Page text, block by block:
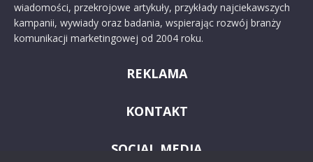
wiadomości, przekrojowe artykuły, przykłady najciekawszych
kampanii, wywiady oraz badania, wspierając rozwój branży
komunikacji marketingowej od 2004 roku.
REKLAMA
KONTAKT
SOCIAL MEDIA